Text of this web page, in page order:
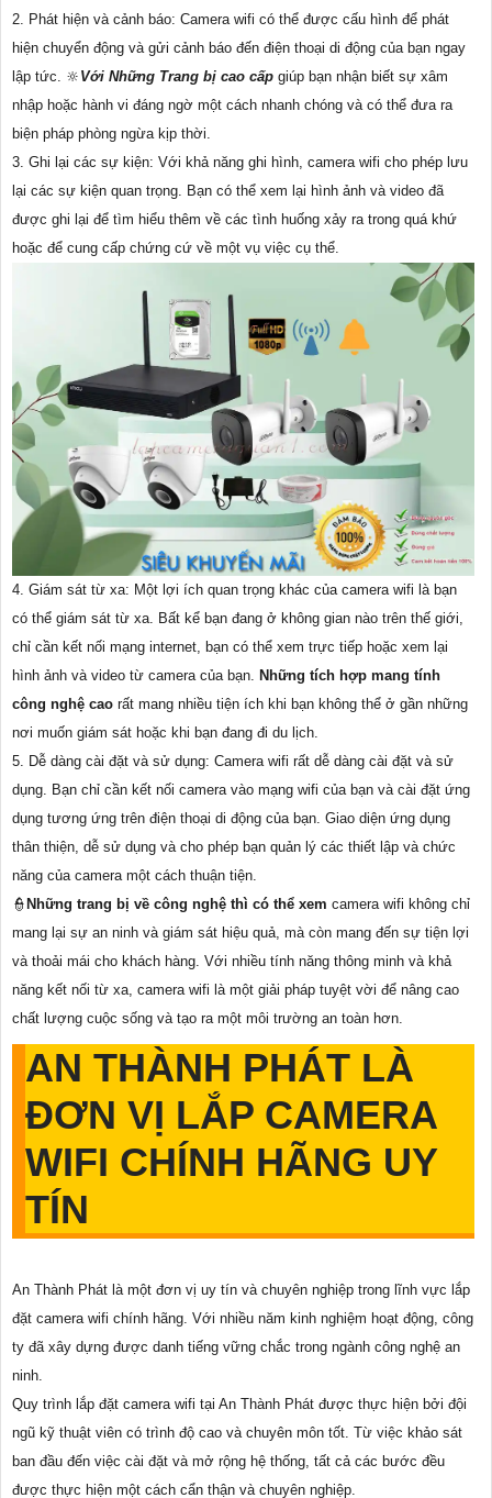
2. Phát hiện và cảnh báo: Camera wifi có thể được cấu hình để phát
hiện chuyển động và gửi cảnh báo đến điện thoại di động của bạn ngay
lập tức. 🔆 Với Những Trang bị cao cấp giúp bạn nhận biết sự xâm
nhập hoặc hành vi đáng ngờ một cách nhanh chóng và có thể đưa ra
biện pháp phòng ngừa kịp thời.
3. Ghi lại các sự kiện: Với khả năng ghi hình, camera wifi cho phép lưu
lại các sự kiện quan trọng. Bạn có thể xem lại hình ảnh và video đã
được ghi lại để tìm hiểu thêm về các tình huống xảy ra trong quá khứ
hoặc để cung cấp chứng cứ về một vụ việc cụ thể.
4. Giám sát từ xa: Một lợi ích quan trọng khác của camera wifi là bạn
có thể giám sát từ xa. Bất kể bạn đang ở không gian nào trên thế giới,
chỉ cần kết nối mạng internet, bạn có thể xem trực tiếp hoặc xem lại
hình ảnh và video từ camera của bạn. Những tích hợp mang tính
công nghệ cao rất mang nhiều tiện ích khi bạn không thể ở gần những
nơi muốn giám sát hoặc khi bạn đang đi du lịch.
5. Dễ dàng cài đặt và sử dụng: Camera wifi rất dễ dàng cài đặt và sử
dụng. Bạn chỉ cần kết nối camera vào mạng wifi của bạn và cài đặt ứng
dụng tương ứng trên điện thoại di động của bạn. Giao diện ứng dụng
thân thiện, dễ sử dụng và cho phép bạn quản lý các thiết lập và chức
năng của camera một cách thuận tiện.
👮 Những trang bị về công nghệ thì có thể xem camera wifi không chỉ
mang lại sự an ninh và giám sát hiệu quả, mà còn mang đến sự tiện lợi
và thoải mái cho khách hàng. Với nhiều tính năng thông minh và khả
năng kết nối từ xa, camera wifi là một giải pháp tuyệt vời để nâng cao
chất lượng cuộc sống và tạo ra một môi trường an toàn hơn.
AN THÀNH PHÁT LÀ
ĐƠN VỊ LẮP CAMERA
WIFI CHÍNH HÃNG UY
TÍN
An Thành Phát là một đơn vị uy tín và chuyên nghiệp trong lĩnh vực lắp
đặt camera wifi chính hãng. Với nhiều năm kinh nghiệm hoạt động, công
ty đã xây dựng được danh tiếng vững chắc trong ngành công nghệ an
ninh.
Quy trình lắp đặt camera wifi tại An Thành Phát được thực hiện bởi đội
ngũ kỹ thuật viên có trình độ cao và chuyên môn tốt. Từ việc khảo sát
ban đầu đến việc cài đặt và mở rộng hệ thống, tất cả các bước đều
được thực hiện một cách cẩn thận và chuyên nghiệp.